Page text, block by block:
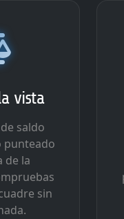
vista
saldo
punteado
de la
sin